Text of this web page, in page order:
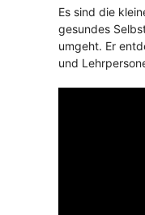
Es sind die
gesundes
umgeht. Er
und